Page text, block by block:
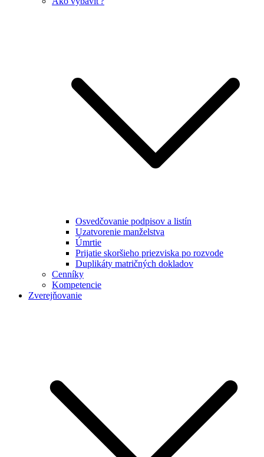
Osvedčovanie podpisov a listín
Uzatvorenie manželstva
Úmrtie
Prijatie skoršieho priezviska po rozvode
Duplikáty matričných dokladov
Cenníky
Kompetencie
Zverejňovanie